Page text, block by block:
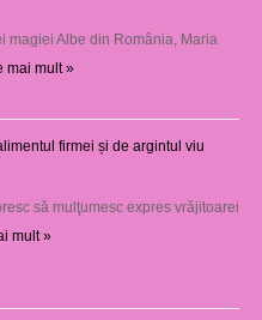
magiei Albe din România, Maria
mai mult »
firmei și de argintul viu
să mulţumesc expres vrăjitoarei
mult »